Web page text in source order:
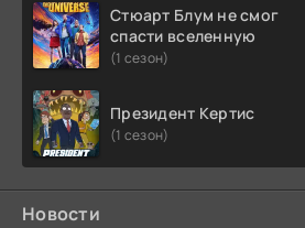
Стюарт Блум не смог
спасти вселенную
(1 сезон)
Президент Кертис
(1 сезон)
Новости